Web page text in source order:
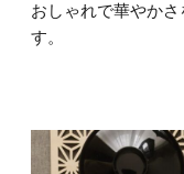
おしゃれで華やか
す。